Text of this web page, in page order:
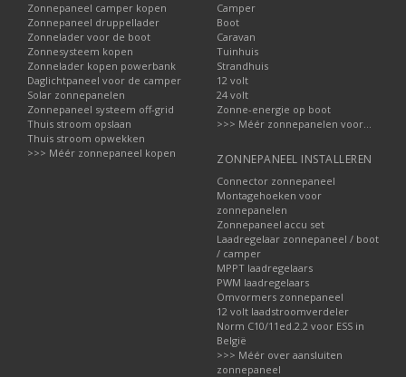
Zonnepaneel camper kopen
Zonnepaneel druppellader
Zonnelader voor de boot
Zonnesysteem kopen
Zonnelader kopen powerbank
Daglichtpaneel voor de camper
Solar zonnepanelen
Zonnepaneel systeem off-grid
Thuis stroom opslaan
Thuis stroom opwekken
>>> Méér zonnepaneel kopen
Camper
Boot
Caravan
Tuinhuis
Strandhuis
12 volt
24 volt
Zonne-energie op boot
>>> Méér zonnepanelen voor...
ZONNEPANEEL INSTALLEREN
Connector zonnepaneel
Montagehoeken voor
zonnepanelen
Zonnepaneel accu set
Laadregelaar zonnepaneel / boot
/ camper
MPPT laadregelaars
PWM laadregelaars
Omvormers zonnepaneel
12 volt laadstroomverdeler
Norm C10/11ed.2.2 voor ESS in
België
>>> Méér over aansluiten
zonnepaneel